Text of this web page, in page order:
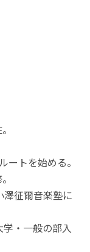
ートを始める。
澤征爾音楽塾に
・一般の部入